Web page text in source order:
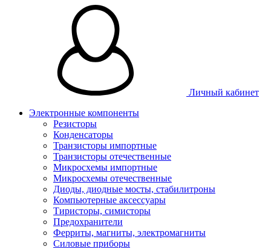
Личный кабинет
Электронные компоненты
Резисторы
Конденсаторы
Транзисторы импортные
Транзисторы отечественные
Микросхемы импортные
Микросхемы отечественные
Диоды, диодные мосты, стабилитроны
Компьютерные аксессуары
Тиристоры, симисторы
Предохранители
Ферриты, магниты, электромагниты
Силовые приборы